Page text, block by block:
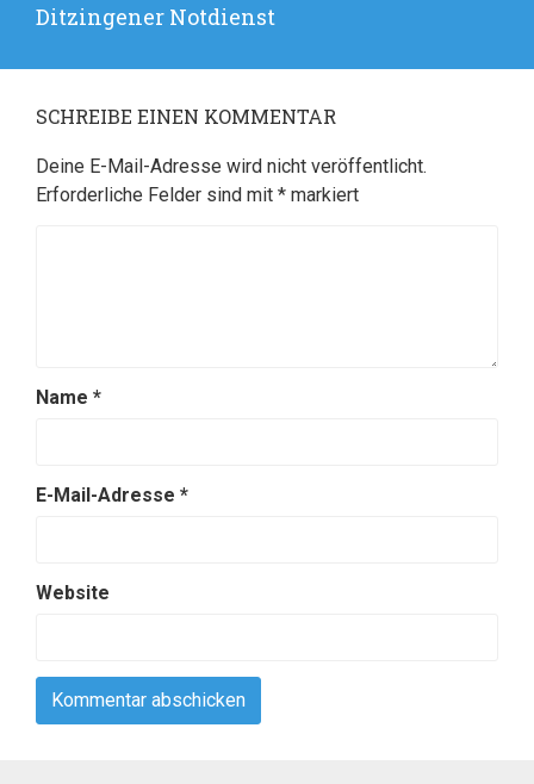
Nächster
Ditzingener Notdienst
SCHREIBE EINEN KOMMENTAR
Deine E-Mail-Adresse wird nicht veröffentlicht.
Erforderliche Felder sind mit * markiert
Name *
E-Mail-Adresse *
Website